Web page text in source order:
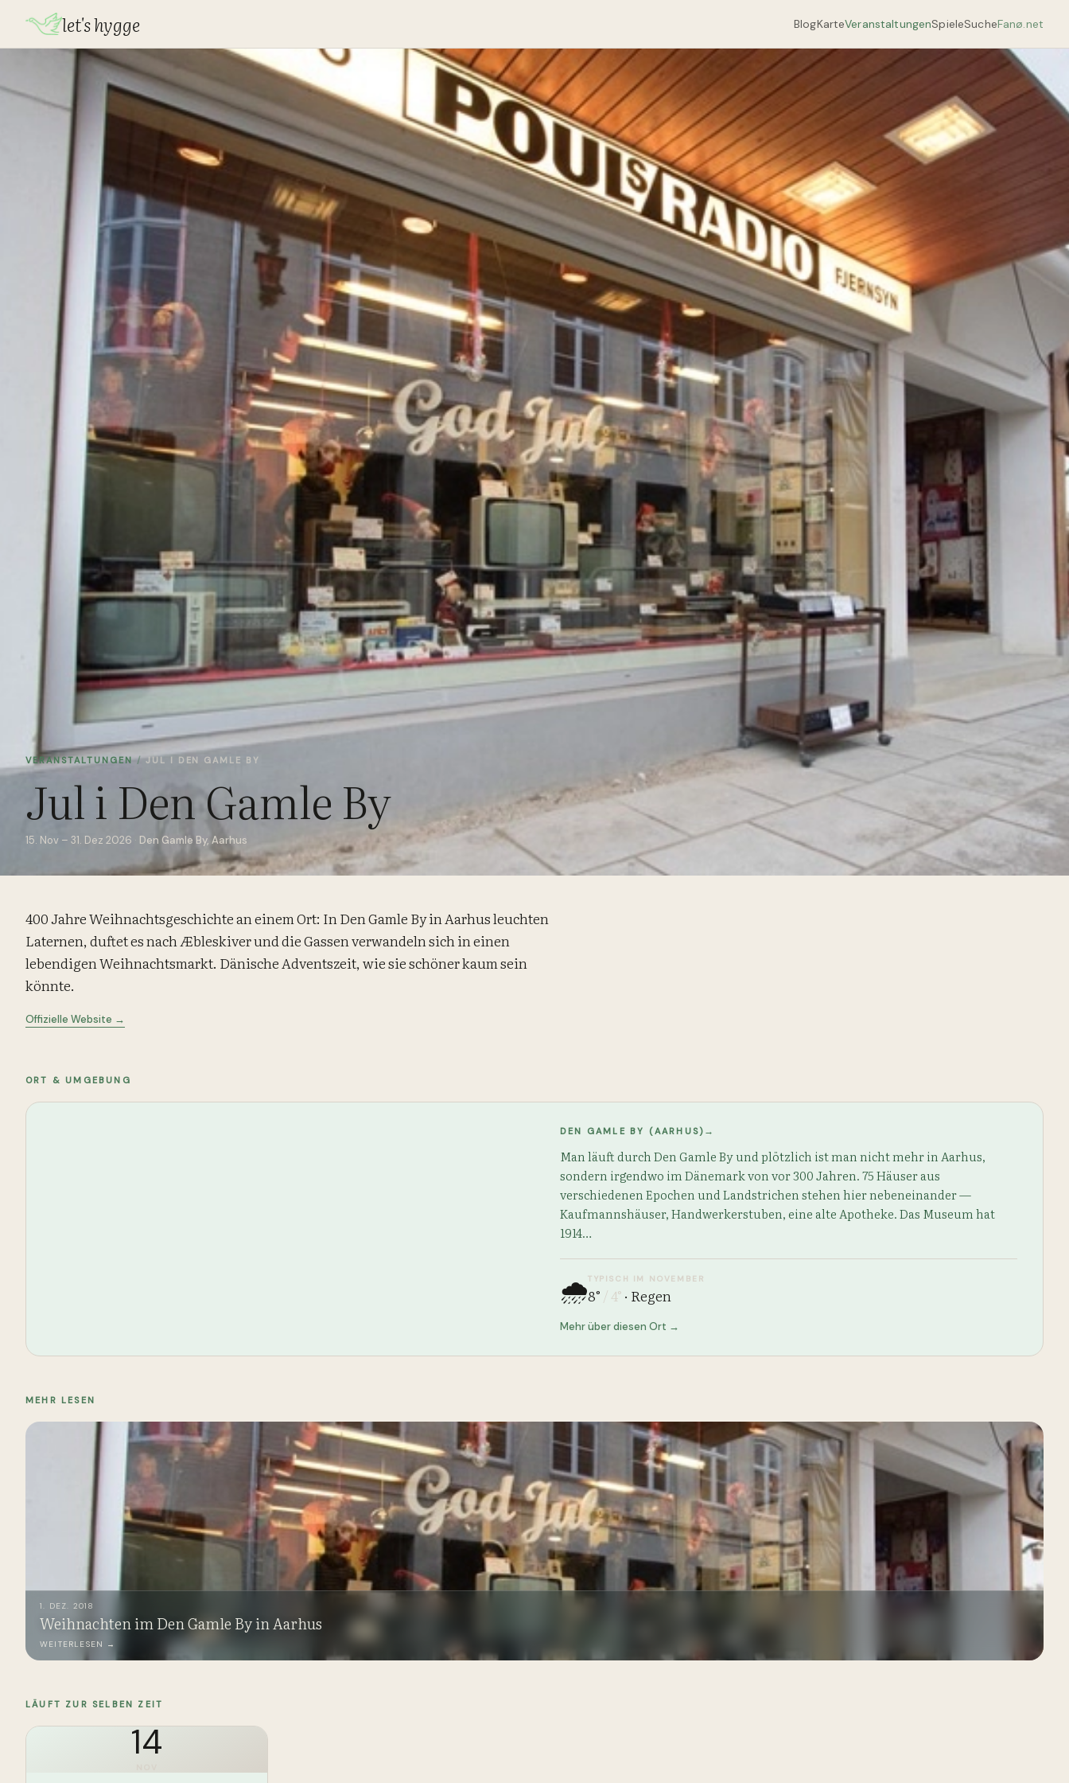
let's hygge BlogKarteVeranstaltungenSpieleSucheFanø.net
VERANSTALTUNGEN/JUL I DEN GAMLE BY
Jul i Den Gamle By
15. Nov – 31. Dez 2026 · Den Gamle By, Aarhus
400 Jahre Weihnachtsgeschichte an einem Ort: In Den Gamle By in Aarhus leuchten
Laternen, duftet es nach Æbleskiver und die Gassen verwandeln sich in einen
lebendigen Weihnachtsmarkt. Dänische Adventszeit, wie sie schöner kaum sein
könnte.
Offizielle Website →
ORT & UMGEBUNG
BILD KARTE
DEN GAMLE BY (AARHUS) →
Man läuft durch Den Gamle By und plötzlich ist man nicht mehr in Aarhus,
sondern irgendwo im Dänemark von vor 300 Jahren. 75 Häuser aus
verschiedenen Epochen und Landstrichen stehen hier nebeneinander —
Kaufmannshäuser, Handwerkerstuben, eine alte Apotheke. Das Museum hat
1914…
🌧️TYPISCH IM NOVEMBER
8° / 4° · Regen
Mehr über diesen Ort →
MEHR LESEN
1. DEZ. 2018
Weihnachten im Den Gamle By in Aarhus
WEITERLESEN →
LÄUFT ZUR SELBEN ZEIT
14